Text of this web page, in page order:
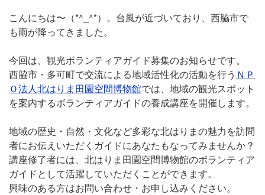
こんにちは〜（*^_^*）。台風が近づいており、西脇市で
も雨が降ってきました。
今回は、観光ボランティアガイド募集のお知らせです。
西脇市・多可町で交流による地域活性化の活動を行う ＮＰ
Ｏ法人北はりま田園空間博物館では、地域の観光スポット
を案内するボランティアガイドの養成講座を開催します。
地域の歴史・自然・文化など多彩な北はりまの魅力を訪問
者にお伝えいただくガイドにあなたもなってみませんか？
講座修了者には、北はりま田園空間博物館のボランティア
ガイドとして活躍していただくことができます。
興味のある方はお問い合わせ・お申し込みください。